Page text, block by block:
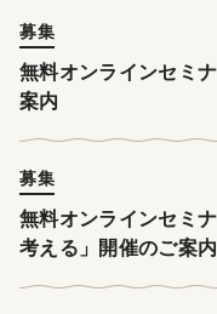
募集
無料オンラインセミ
案内
募集
無料オンラインセミ
考える」開催のご案内